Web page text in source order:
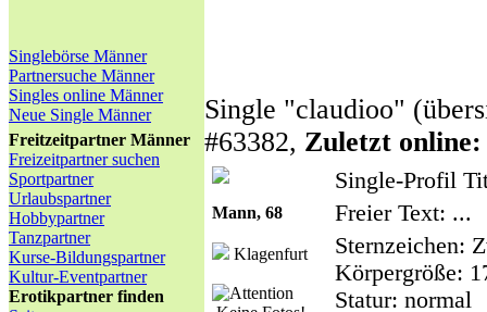
Singlebörse Männer
Partnersuche Männer
Singles online Männer
Neue Single Männer
Freitzeitpartner Männer
Freizeitpartner suchen
Sportpartner
Urlaubspartner
Hobbypartner
Tanzpartner
Kurse-Bildungspartner
Kultur-Eventpartner
Erotikpartner finden
Single "claudioo"
#63382, Zuletzt online:
Mann, 68
Klagenfurt
Single-Profil
Freier Text: ...
Sternzeichen:
Körpergröße:
Statur: normal